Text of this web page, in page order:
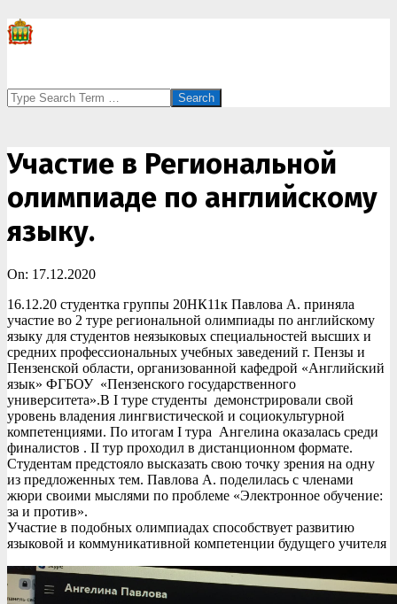
Search
Участие в Региональной
олимпиаде по английскому
языку.
On: 17.12.2020
16.12.20 студентка группы 20НК11к Павлова А. приняла
участие во 2 туре региональной олимпиады по английскому
языку для студентов неязыковых специальностей высших и
средних профессиональных учебных заведений г. Пензы и
Пензенской области, организованной кафедрой «Английский
язык» ФГБОУ «Пензенского государственного
университета».В I туре студенты демонстрировали свой
уровень владения лингвистической и социокультурной
компетенциями. По итогам I тура Ангелина оказалась среди
финалистов . II тур проходил в дистанционном формате.
Студентам предстояло высказать свою точку зрения на одну
из предложенных тем. Павлова А. поделилась с членами
жюри своими мыслями по проблеме «Электронное обучение:
за и против».
Участие в подобных олимпиадах способствует развитию
языковой и коммуникативной компетенции будущего учителя